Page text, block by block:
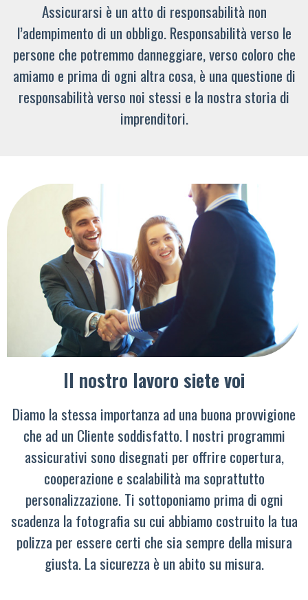
Assicurarsi è un atto di responsabilità non
l’adempimento di un obbligo. Responsabilità verso le
persone che potremmo danneggiare, verso coloro che
amiamo e prima di ogni altra cosa, è una questione di
responsabilità verso noi stessi e la nostra storia di
imprenditori.
Il nostro lavoro siete voi
Diamo la stessa importanza ad una buona provvigione
che ad un Cliente soddisfatto. I nostri programmi
assicurativi sono disegnati per offrire copertura,
cooperazione e scalabilità ma soprattutto
personalizzazione. Ti sottoponiamo prima di ogni
scadenza la fotografia su cui abbiamo costruito la tua
polizza per essere certi che sia sempre della misura
giusta. La sicurezza è un abito su misura.